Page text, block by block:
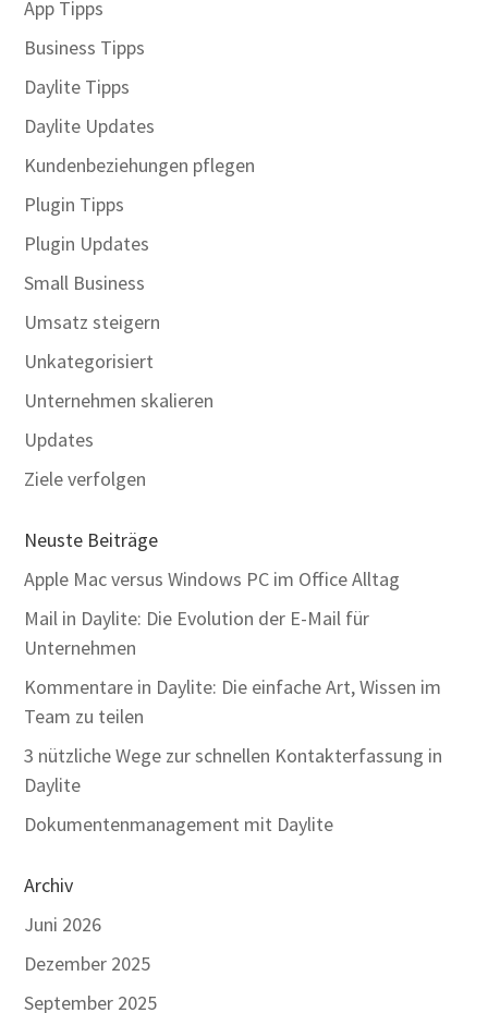
App Tipps
Business Tipps
Daylite Tipps
Daylite Updates
Kundenbeziehungen pflegen
Plugin Tipps
Plugin Updates
Small Business
Umsatz steigern
Unkategorisiert
Unternehmen skalieren
Updates
Ziele verfolgen
Neuste Beiträge
Apple Mac versus Windows PC im Office Alltag
Mail in Daylite: Die Evolution der E-Mail für
Unternehmen
Kommentare in Daylite: Die einfache Art, Wissen im
Team zu teilen
3 nützliche Wege zur schnellen Kontakterfassung in
Daylite
Dokumentenmanagement mit Daylite
Archiv
Juni 2026
Dezember 2025
September 2025